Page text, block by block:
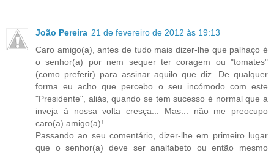
João Pereira 21 de fevereiro de 2012 às 19:13
Caro amigo(a), antes de tudo mais dizer-lhe que palhaço é
o senhor(a) por nem sequer ter coragem ou "tomates"
(como preferir) para assinar aquilo que diz. De qualquer
forma eu acho que percebo o seu incómodo com este
"Presidente", aliás, quando se tem sucesso é normal que a
inveja à nossa volta cresça... Mas... não me preocupo
caro(a) amigo(a)!
Passando ao seu comentário, dizer-lhe em primeiro lugar
que o senhor(a) deve ser analfabeto ou então mesmo